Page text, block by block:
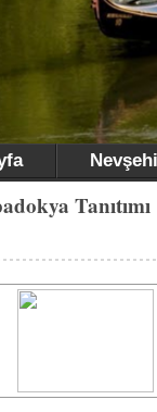
Tanıtımı